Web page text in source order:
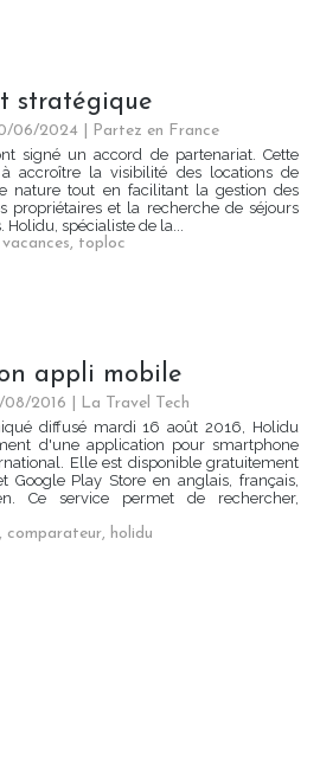
stratégique
06/2024
Partez en France
signé un accord de partenariat. Cette
accroître la visibilité des locations de
nature tout en facilitant la gestion des
propriétaires et la recherche de séjours
Holidu, spécialiste de la...
, toploc
appli mobile
08/2016
La Travel Tech
diffusé mardi 16 août 2016, Holidu
d'une application pour smartphone
Elle est disponible gratuitement
Google Play Store en anglais, français,
Ce service permet de rechercher,
, comparateur, holidu